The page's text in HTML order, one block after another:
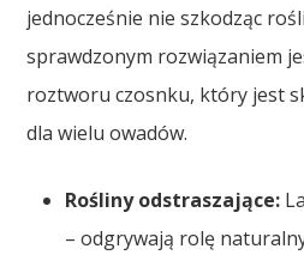
jednocześnie nie szkodząc
sprawdzonym rozwiązaniem
roztworu czosnku, który jest
dla wielu owadów.
Rośliny odstraszające:
– odgrywają rolę